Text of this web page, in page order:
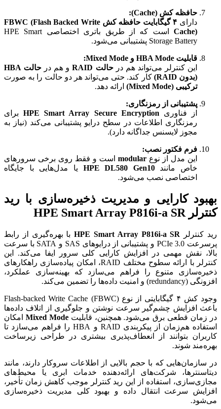
حافظه کش (Cache):
دارای
۴ گیگابایت حافظه کش FBWC (Flash Backed Write
Cache)
است که از طریق باتری اختصاصی HPE Smart
Storage Battery پشتیبانی می‌شود.
قابلیت HBA Mode و Mixed Mode:
این کنترلر می‌تواند هم درحالت RAID و هم در
حالت HBA
(بدون RAID)
کار کند. حتی می‌تواند هر دو حالت را به صورت
ترکیبی (Mixed Mode)
ارائه دهد.
پشتیبانی از رمزنگاری:
از فناوری HPE Smart Array Secure Encryptionبرای
رمزنگاری اطلاعات در سطح درایو پشتیبانی می‌کند (نیاز به
مجوز لایسنس جداگانه دارد).
فرم فکتور نصب:
این مدل از نوع modular است و فقط روی برخی سرورهای
خاص مانندHPE DL580 Gen10 یا مدل‌هایی با جایگاه
اختصاصی نصب می‌شود.
بهبود کارایی و مدیریت ذخیره‌سازی با رید
کنترلر HPE Smart Array P816i-a SR
رید کنترلر HPE Smart Array P816i-a SRبا بهره‌گیری از رابط
پرسرعت PCIe 3.0 و پشتیبانی از درایوهای SAS و SATA با سرعت
بالا، نقش مهمی در افزایش کارایی کلی سرور ایفا می‌کند. این
کنترلر با ارائه سطوح مختلف RAID، امکان پیاده‌سازی راهکارهای
ذخیره‌سازی متنوع را فراهم می‌سازد که بهینه‌سازی عملکرد،
افزونگی (redundancy) و امنیت داده‌ها را تضمین می‌کند.
وجود کش ۴ گیگابایتی از نوع Flash-backed Write Cache (FBWC)
باعث افزایش چشم‌گیر سرعت نوشتن و جلوگیری از اتلاف داده‌ها
در زمان قطعی برق می‌شود. همچنین، قابلیتMixed Mode امکان
استفاده هم‌زمان از پیکربندی RAID و HBA را فراهم می‌سازد تا
کاربران بتوانند از انعطاف‌پذیری بیشتری در طراحی زیرساخت
بهره‌مند شوند.
در سازمان‌هایی که با حجم بالایی از اطلاعات سروکار دارند، مانند
دیتاسنترها، شرکت‌های ارائه‌دهنده خدمات ابری یا محیط‌های
مجازی‌سازی، استفاده از این رید کنترلر موجب کاهش زمان تأخیر،
افزایش سرعت انتقال داده و بهبود کلی مدیریت ذخیره‌سازی
می‌شود.